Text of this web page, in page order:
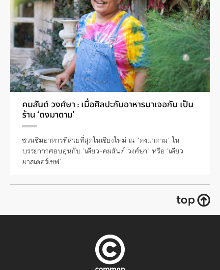
คมสันต์ วงศ์ษา : เมื่อศิลปะกับอาหารมาเจอกัน เป็น
ร้าน ‘ดงมาดาม’
ชวนชิมอาหารที่สวยที่สุดในเชียงใหม่ ณ ‘ดงมาดาม’ ใน
บรรยากาศอบอุ่นกับ ‘เดียว-คมสันต์ วงศ์ษา’ หรือ ‘เดียว
มาสเตอร์เชฟ’
top